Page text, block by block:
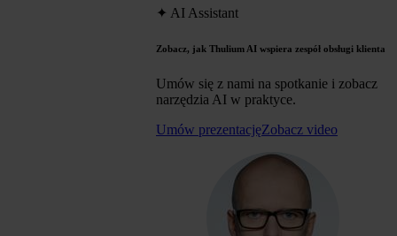
✦ AI Assistant
Zobacz, jak Thulium AI wspiera zespół obsługi klienta
Umów się z nami na spotkanie i zobacz
narzędzia AI w praktyce.
Umów prezentacjęZobacz video